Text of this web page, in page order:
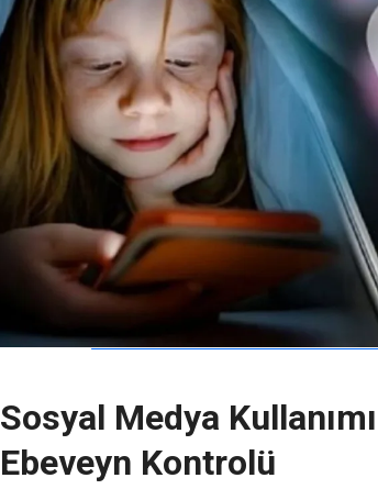
Sosyal Medya
Ebeveyn Kontrolü